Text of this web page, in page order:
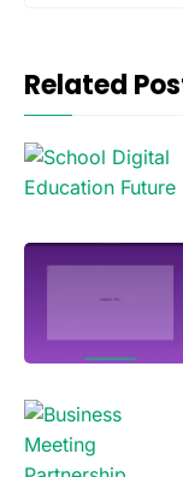
Related